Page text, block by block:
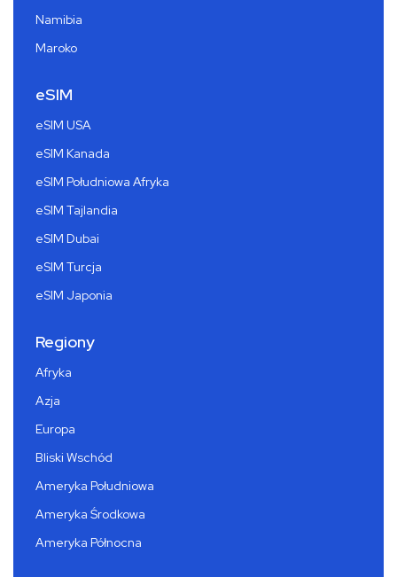
Namibia
Maroko
eSIM
eSIM USA
eSIM Kanada
eSIM Południowa Afryka
eSIM Tajlandia
eSIM Dubai
eSIM Turcja
eSIM Japonia
Regiony
Afryka
Azja
Europa
Bliski Wschód
Ameryka Południowa
Ameryka Środkowa
Ameryka Północna